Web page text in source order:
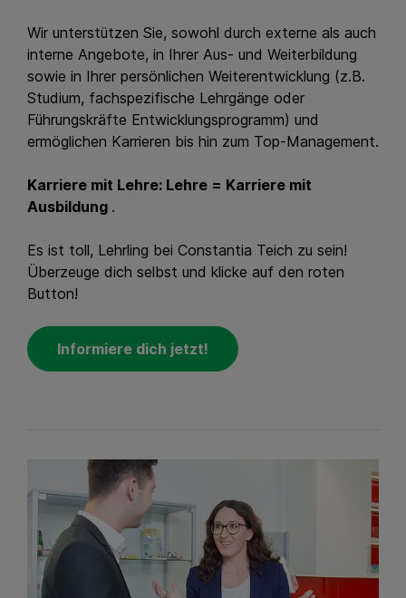
Wir unterstützen Sie, sowohl durch externe als auch
interne Angebote, in Ihrer Aus- und Weiterbildung
sowie in Ihrer persönlichen Weiterentwicklung (z.B.
Studium, fachspezifische Lehrgänge oder
Führungskräfte Entwicklungsprogramm) und
ermöglichen Karrieren bis hin zum Top-Management.
Karriere mit Lehre: Lehre = Karriere mit
Ausbildung .
Es ist toll, Lehrling bei Constantia Teich zu sein!
Überzeuge dich selbst und klicke auf den roten
Button!
Informiere dich jetzt!